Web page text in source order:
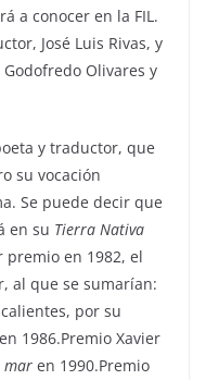
a conocer en la FIL.
José Luis Rivas, y
Olivares y
y traductor, que
su vocación
Se puede decir que
en su Tierra Nativa
premio en 1982, el
al que se sumarían:
por su
1986.Premio Xavier
mar en 1990.Premio